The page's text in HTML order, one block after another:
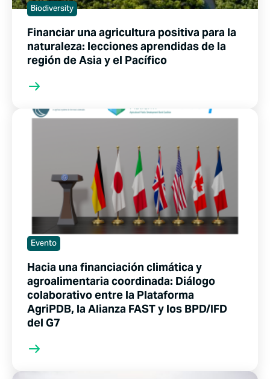
Biodiversity
Financiar una agricultura positiva para la
naturaleza: lecciones aprendidas de la
región de Asia y el Pacífico
Evento
Hacia una financiación climática y
agroalimentaria coordinada: Diálogo
colaborativo entre la Plataforma
AgriPDB, la Alianza FAST y los BPD/IFD
del G7